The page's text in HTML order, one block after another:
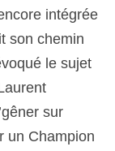
intégrée
son chemin
le sujet
sur
un Champion